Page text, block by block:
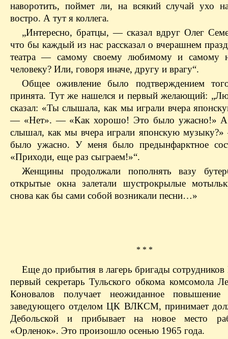
наворотить, поймет ли, на всякий случай ухо
востро. А тут я коллега.
„Интересно, братцы, — сказал вдруг Олег
что бы каждый из нас рассказал о вчерашнем
театра — самому своему любимому и самому
человеку? Или, говоря иначе, другу и врагу“.
Общее оживление было подтверждением
принята. Тут же нашелся и первый желающий:
сказал: «Ты слышала, как мы играли вчера
— «Нет». — «Как хорошо! Это было ужасно!» А
слышал, как мы вчера играли японскую
было ужасно. У меня было предынфарктное
«Приходи, еще раз сыграем!»“.
Женщины продолжали пополнять вазу
открытые окна залетали шустрокрылые
снова как бы сами собой возникали песни…»
* * *
Еще до прибытия в лагерь бригады
первый секретарь Тульского обкома комсомола
Коновалов получает неожиданное
заведующего отделом ЦК ВЛКСМ, принимает
Дебольской и прибывает на новое место
«Орленок». Это произошло осенью 1965 года.